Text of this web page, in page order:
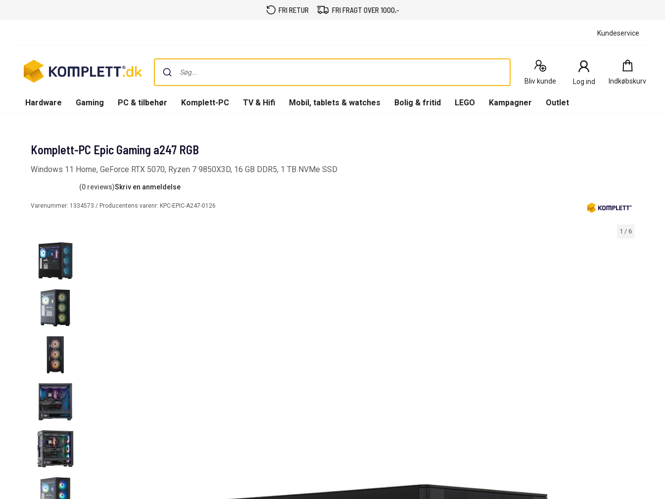
FRI RETUR FRI FRAGT OVER 1000,-
Kundeservice
Bliv kunde Log ind Indkøbskurv
Indkøbskurv
0
Produkter
Hardware Gaming PC & tilbehør Komplett-PC TV & Hifi Mobil, tablets & watches Bolig & fritid LEGO Kampagner Outlet
1 / 6
Komplett-PC Epic Gaming a247 RGB
Windows 11 Home, GeForce RTX 5070, Ryzen 7 9850X3D, 16 GB DDR5, 1 TB NVMe SSD
(0 reviews)Skriv en anmeldelse
Varenummer: 1334573 / Producentens varenr: KPC-EPIC-A247-0126